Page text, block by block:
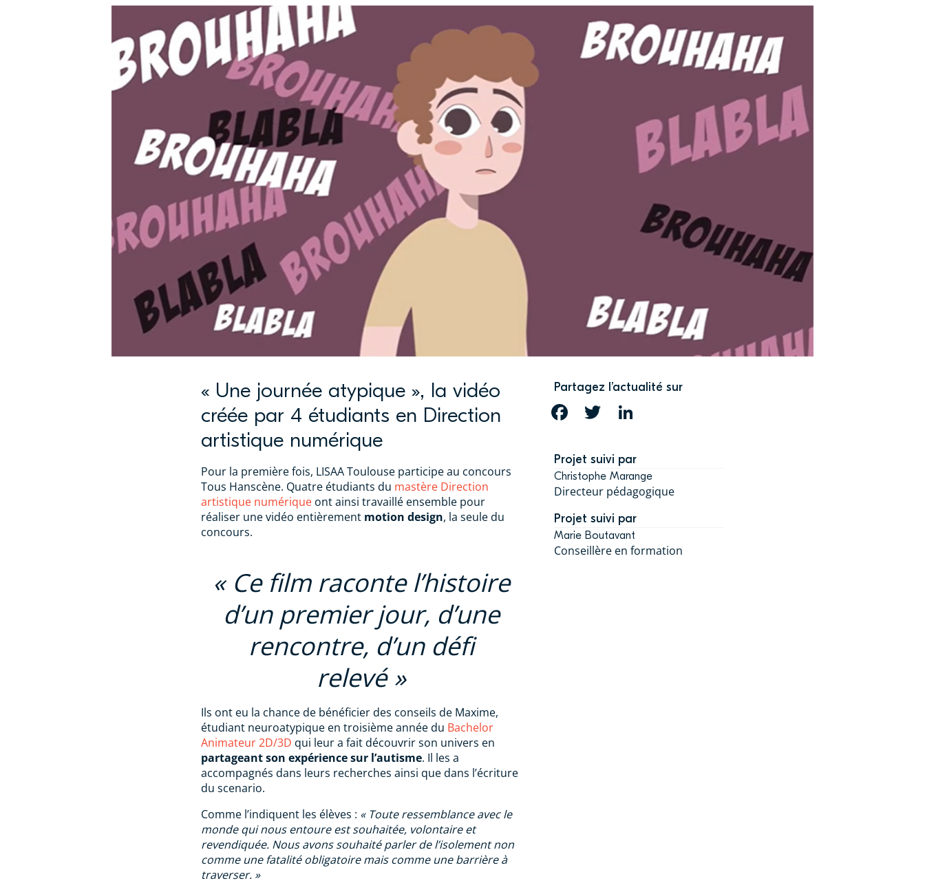
« Une journée atypique », la vidéo
créée par 4 étudiants en Direction
artistique numérique
Pour la première fois, LISAA Toulouse participe au concours
Tous Hanscène. Quatre étudiants du mastère Direction
artistique numérique ont ainsi travaillé ensemble pour
réaliser une vidéo entièrement motion design, la seule du
concours.
Ce film raconte l’histoire
d’un premier jour, d’une
rencontre, d’un défi
relevé
Ils ont eu la chance de bénéficier des conseils de Maxime,
étudiant neuroatypique en troisième année du Bachelor
Animateur 2D/3D qui leur a fait découvrir son univers en
partageant son expérience sur l’autisme. Il les a
accompagnés dans leurs recherches ainsi que dans l’écriture
du scenario.
Comme l’indiquent les élèves : « Toute ressemblance avec le
monde qui nous entoure est souhaitée, volontaire et
revendiquée. Nous avons souhaité parler de l’isolement non
comme une fatalité obligatoire mais comme une barrière à
traverser. »
Projet suivi par
Christophe Marange
Directeur pédagogique
Projet suivi par
Marie Boutavant
Conseillère en formation
Partagez l’actualité sur
FACEBOOKTWITTER